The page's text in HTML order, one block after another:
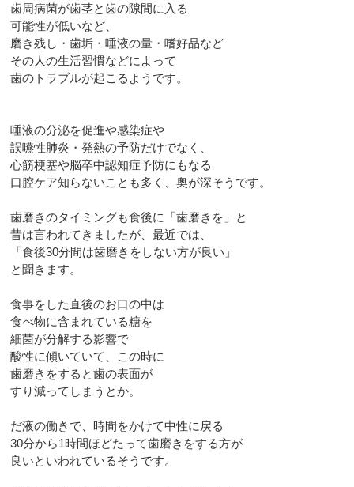
歯周病菌が歯茎と歯の隙間に入る
可能性が低いなど、
磨き残し・歯垢・唾液の量・嗜好品など
その人の生活習慣などによって
歯のトラブルが起こるようです。
唾液の分泌を促進や感染症や
誤嚥性肺炎・発熱の予防だけでなく、
心筋梗塞や脳卒中認知症予防にもなる
口腔ケア知らないことも多く、奥が深そうです。
歯磨きのタイミングも食後に「歯磨きを」と
昔は言われてきましたが、最近では、
「食後30分間は歯磨きをしない方が良い」
と聞きます。
食事をした直後のお口の中は
食べ物に含まれている糖を
細菌が分解する影響で
酸性に傾いていて、この時に
歯磨きをすると歯の表面が
すり減ってしまうとか。
だ液の働きで、時間をかけて中性に戻る
30分から1時間ほどたって歯磨きをする方が
良いといわれているそうです。